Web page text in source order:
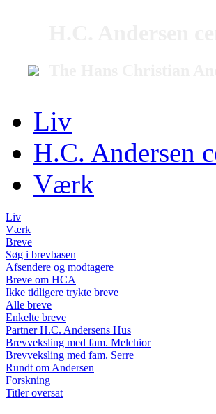
Liv
H.C. Andersen
Værk
Liv
Værk
Breve
Søg i brevbasen
Afsendere og modtagere
Breve om HCA
Ikke tidligere trykte breve
Alle breve
Enkelte breve
Partner H.C. Andersens Hus
Brevveksling med fam. Melchior
Brevveksling med fam. Serre
Rundt om Andersen
Forskning
Titler oversat